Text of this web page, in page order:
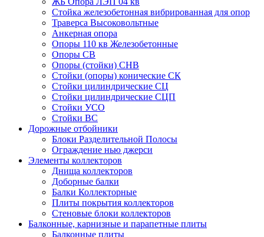
Стойка железобетонная вибрированная для опор
Траверса Высоковольтные
Анкерная опора
Опоры 110 кв Железобетонные
Опоры СВ
Опоры (стойки) СНВ
Стойки (опоры) конические СК
Стойки цилиндрические СЦ
Стойки цилиндрические СЦП
Стойки УСО
Стойки ВС
Дорожные отбойники
Блоки Разделительной Полосы
Ограждение нью джерси
Элементы коллекторов
Днища коллекторов
Доборные балки
Балки Коллекторные
Плиты покрытия коллекторов
Стеновые блоки коллекторов
Балконные, карнизные и парапетные плиты
Балконные плиты